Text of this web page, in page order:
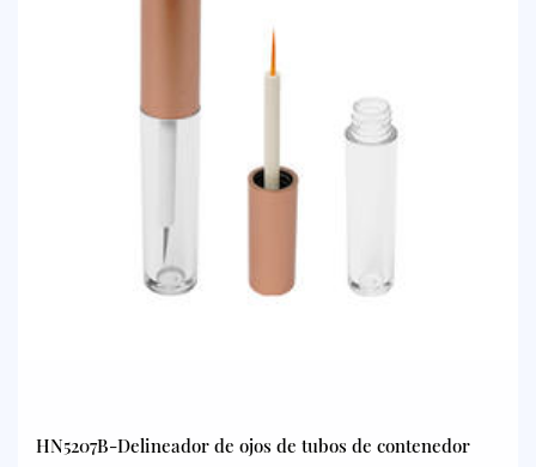
HN5207B-Delineador de ojos de tubos de contenedor